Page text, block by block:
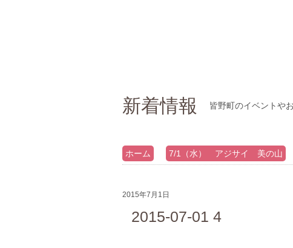
新着情報 皆野町のイベントや
ホーム 7/1（水） アジサイ 美の山
2015年7月1日
2015-07-01 4